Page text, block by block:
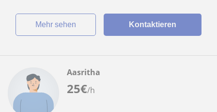
Mehr sehen Kontaktieren
25€/h
Aasritha